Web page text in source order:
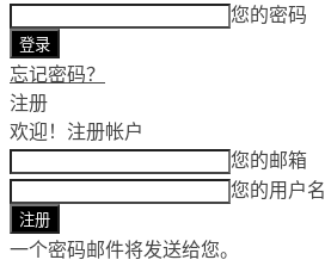
您的密码
忘记密码？
注册
欢迎！ 注册帐户
您的邮箱
您的用户名
一个密码邮件将发送给您。